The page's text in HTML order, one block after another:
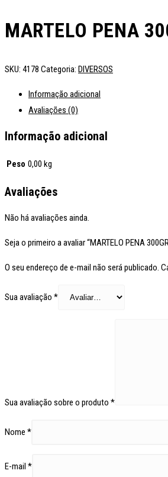
MARTELO PENA
SKU: 4178 Categoria: DIVERSOS
Informação adicional
Avaliações (0)
Informação adicional
Peso 0,00 kg
Avaliações
Não há avaliações ainda.
Seja o primeiro a avaliar “MARTELO PENA
O seu endereço de e-mail não será publicado.
Sua avaliação *
Sua avaliação sobre o produto *
Nome *
E-mail *